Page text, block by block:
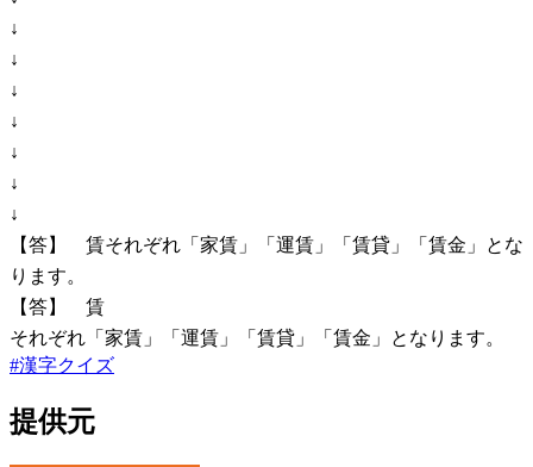
↓
↓
↓
↓
↓
↓
↓
【答】 賃それぞれ「家賃」「運賃」「賃貸」「賃金」とな
ります。
【答】 賃
それぞれ「家賃」「運賃」「賃貸」「賃金」となります。
#漢字クイズ
提供元